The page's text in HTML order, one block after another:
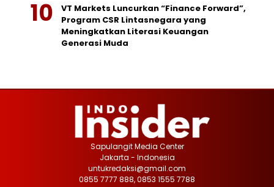
VT Markets Luncurkan “Finance Forward”,
Program CSR Lintasnegara yang
Meningkatkan Literasi Keuangan
Generasi Muda
Sapulangit Media Center
Jakarta - Indonesia
untukredaksi@gmail.com
0855 7777 888, 0853 1555 7788